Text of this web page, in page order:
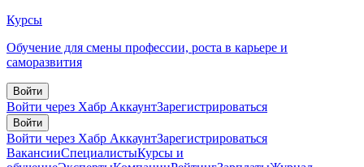
Курсы
Обучение для смены профессии, роста в карьере и
саморазвития
Войти
Войти через Хабр АккаунтЗарегистрироваться
Войти
Войти через Хабр АккаунтЗарегистрироваться
ВакансииСпециалистыКурсы и